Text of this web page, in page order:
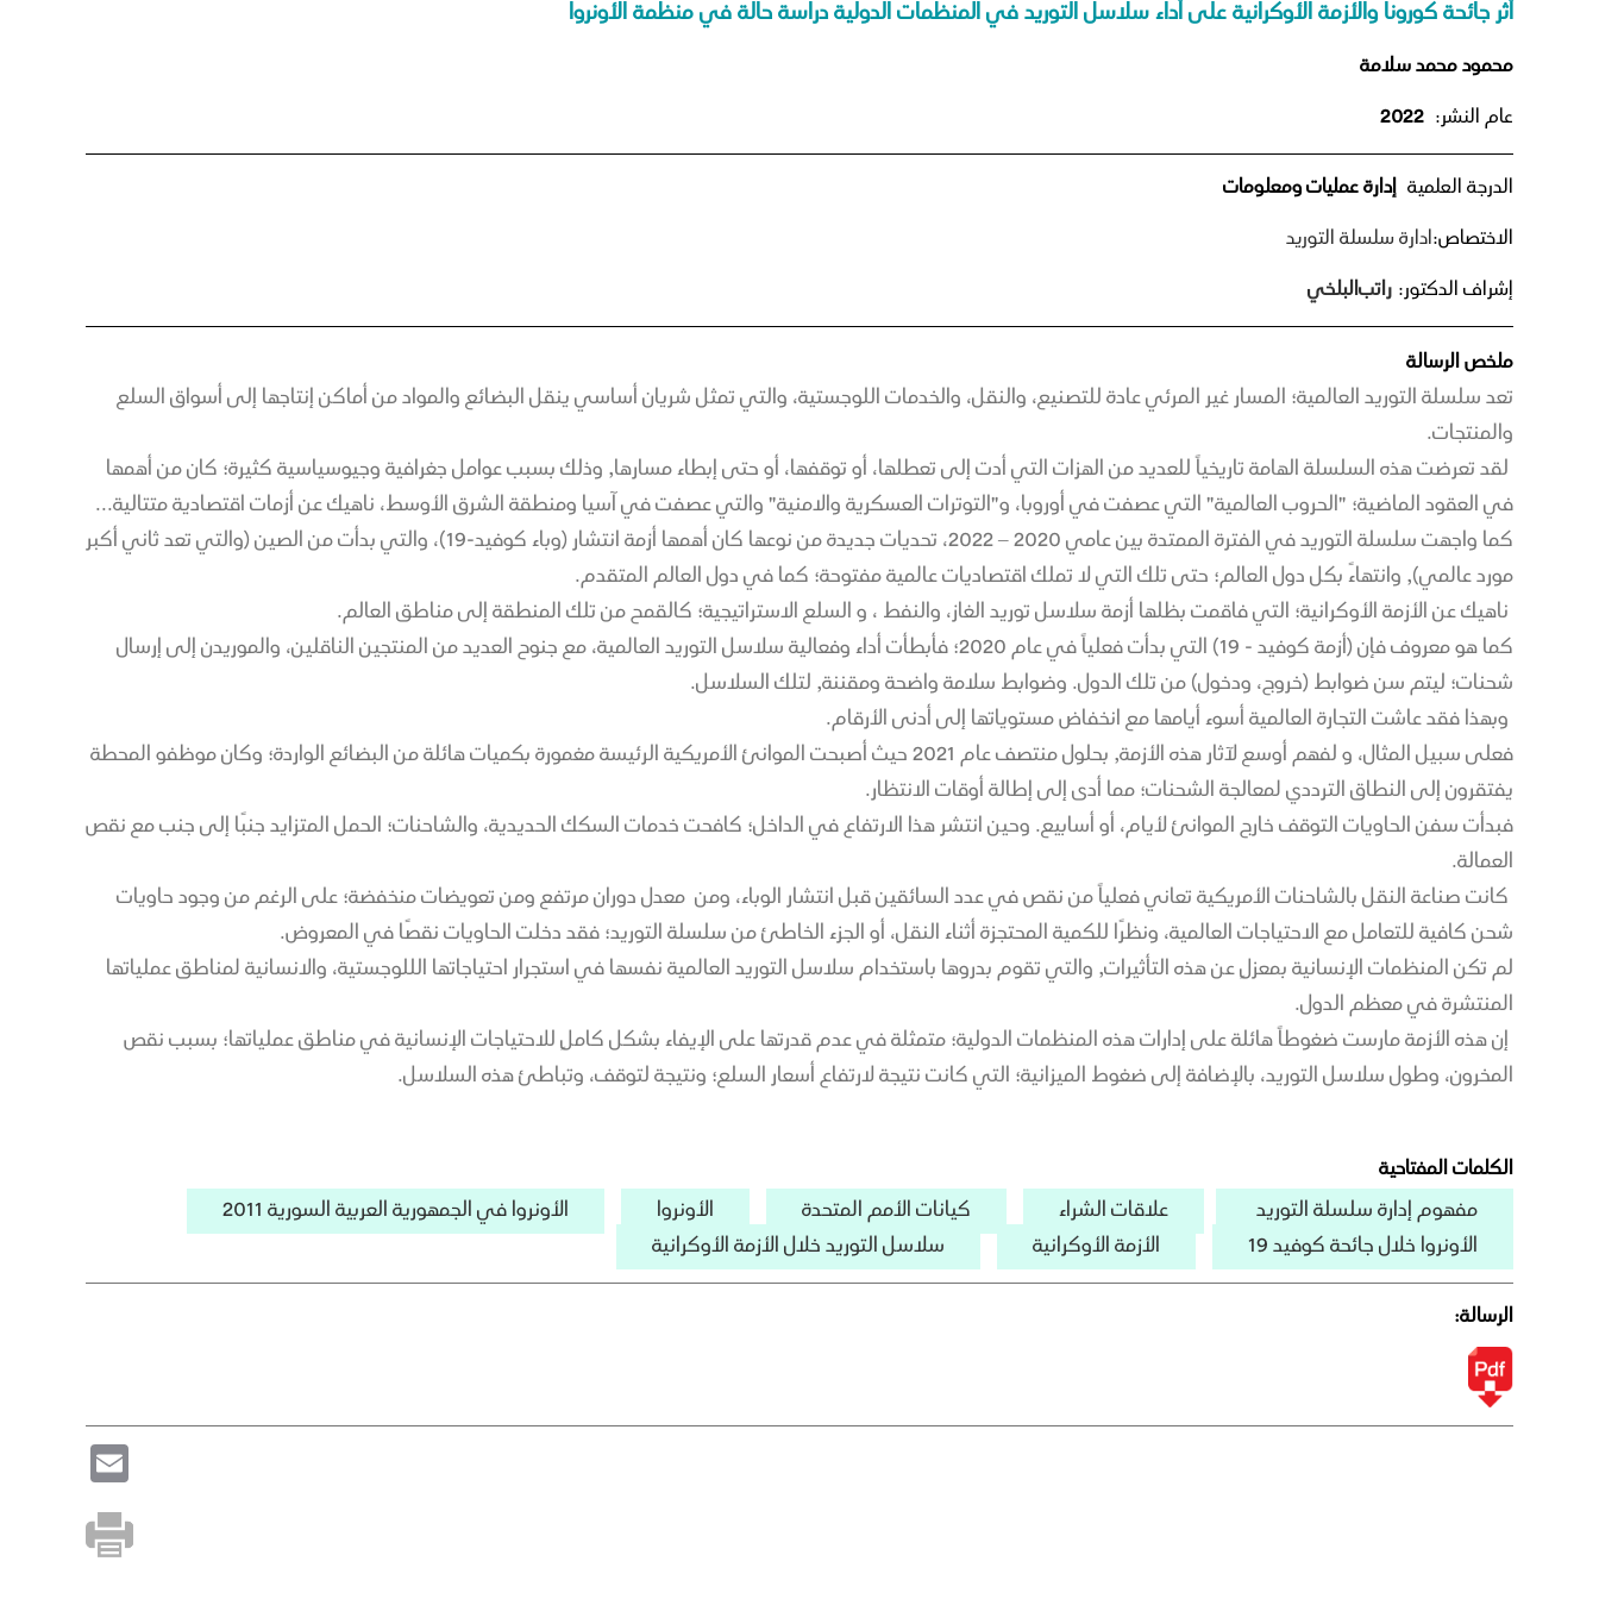
أثر جائحة كورونا والأزمة الأوكرانية على أداء سلاسل التوريد في المنظمات الدولية دراسة حالة في منظمة الأونروا
محمود محمد سلامة
عام النشر:
الدرجة العلمية إدارة عمليات ومعلومات
الاختصاص:ادارة سلسلة التوريد
إشراف الدكتور: راتبالبلخي
ملخص الرسالة
تعد سلسلة التوريد العالمية؛ المسار غير المرئي عادة للتصنيع، والنقل، والخدمات اللوجستية، والتي تمثل شريان أساسي ينقل البضائع والمواد من أماكن إنتاجها إلى أسواق السلع
والمنتجات.
لقد تعرضت هذه السلسلة الهامة تاريخياً للعديد من الهزات التي أدت إلى تعطلها، أو توقفها، أو حتى إبطاء مسارها, وذلك بسبب عوامل جغرافية وجيوسياسية كثيرة؛ كان من أهمها
في العقود الماضية؛ "الحروب العالمية" التي عصفت في أوروبا، و"التوترات العسكرية والامنية" والتي عصفت في آسيا ومنطقة الشرق الأوسط، ناهيك عن أزمات اقتصادية متتالية...
كما واجهت سلسلة التوريد في الفترة الممتدة بين عامي 2020 – 2022، تحديات جديدة من نوعها كان أهمها أزمة انتشار (وباء كوفيد-19)، والتي بدأت من الصين (والتي تعد ثاني أكبر
مورد عالمي), وانتهاءً بكل دول العالم؛ حتى تلك التي لا تملك اقتصاديات عالمية مفتوحة؛ كما في دول العالم المتقدم.
ناهيك عن الأزمة الأوكرانية؛ التي فاقمت بظلها أزمة سلاسل توريد الغاز، والنفط ، و السلع الاستراتيجية؛ كالقمح من تلك المنطقة إلى مناطق العالم.
كما هو معروف فإن (أزمة كوفيد - 19) التي بدأت فعلياً في عام 2020؛ فأبطأت أداء وفعالية سلاسل التوريد العالمية، مع جنوح العديد من المنتجين الناقلين، والموريدن إلى إرسال
شحنات؛ ليتم سن ضوابط (خروج، ودخول) من تلك الدول. وضوابط سلامة واضحة ومقننة, لتلك السلاسل.
وبهذا فقد عاشت التجارة العالمية أسوء أيامها مع انخفاض مستوياتها إلى أدنى الأرقام.
فعلى سبيل المثال، و لفهم أوسع لآثار هذه الأزمة, بحلول منتصف عام 2021 حيث أصبحت الموانئ الأمريكية الرئيسة مغمورة بكميات هائلة من البضائع الواردة؛ وكان موظفو المحطة
يفتقرون إلى النطاق الترددي لمعالجة الشحنات؛ مما أدى إلى إطالة أوقات الانتظار.
فبدأت سفن الحاويات التوقف خارج الموانئ لأيام، أو أسابيع. وحين انتشر هذا الارتفاع في الداخل؛ كافحت خدمات السكك الحديدية، والشاحنات؛ الحمل المتزايد جنبًا إلى جنب مع نقص
العمالة.
كانت صناعة النقل بالشاحنات الأمريكية تعاني فعلياً من نقص في عدد السائقين قبل انتشار الوباء، ومن معدل دوران مرتفع ومن تعويضات منخفضة؛ على الرغم من وجود حاويات
شحن كافية للتعامل مع الاحتياجات العالمية، ونظرًا للكمية المحتجزة أثناء النقل، أو الجزء الخاطئ من سلسلة التوريد؛ فقد دخلت الحاويات نقصًا في المعروض.
لم تكن المنظمات الإنسانية بمعزلٍ عن هذه التأثيرات, والتي تقوم بدروها باستخدام سلاسل التوريد العالمية نفسها في استجرار احتياجاتها الللوجستية، والانسانية لمناطق عملياتها
المنتشرة في معظم الدول.
إن هذه الأزمة مارست ضغوطاً هائلة على إدارات هذه المنظمات الدولية؛ متمثلة في عدم قدرتها على الإيفاء بشكل كاملٍ للاحتياجات الإنسانية في مناطق عملياتها؛ بسبب نقص
المخرون، وطول سلاسل التوريد، بالإضافة إلى ضغوط الميزانية؛ التي كانت نتيجة لارتفاع أسعار السلع؛ ونتيجة لتوقف، وتباطئ هذه السلاسل.
الكلمات المفتاحية
مفهوم إدارة سلسلة التوريد علاقات الشراء كيانات الأمم المتحدة الأونروا
الأونروا في الجمهورية العربية السورية 2011
الأونروا خلال جائحة كوفيد 19
الأزمة الأوكرانية سلاسل التوريد خلال الأزمة الأوكرانية
الرسالة: